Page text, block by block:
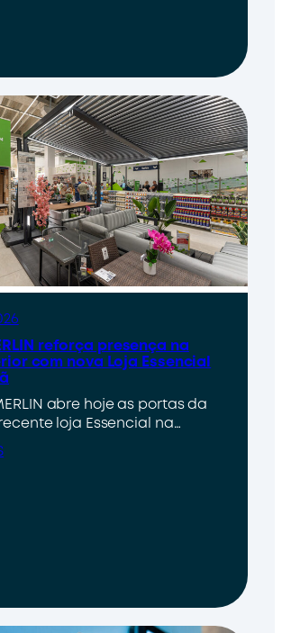
reforça presença na
com nova Loja Essencial
abre hoje as portas da
loja Essencial na…